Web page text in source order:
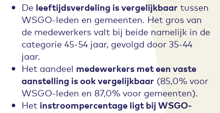
De leeftijdsverdeling is vergelijkbaar tussen
WSGO-leden en gemeenten. Het gros van
de medewerkers valt bij beide namelijk in de
categorie 45-54 jaar, gevolgd door 35-44
jaar.
Het aandeel medewerkers met een vaste
aanstelling is ook vergelijkbaar (85,0% voor
WSGO-leden en 87,0% voor gemeenten).
Het instroompercentage ligt bij WSGO-